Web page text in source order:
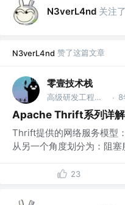
N3verL4nd 关注了
N3verL4nd 赞了这篇文章
零壹技术栈
高级研发工程师 @公众号【零壹技术栈】 · 8
Apache Thrift系列详
Thrift提供的网络服务模型
从另一个角度划分为：阻塞
23